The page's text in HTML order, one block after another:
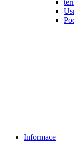
Informace